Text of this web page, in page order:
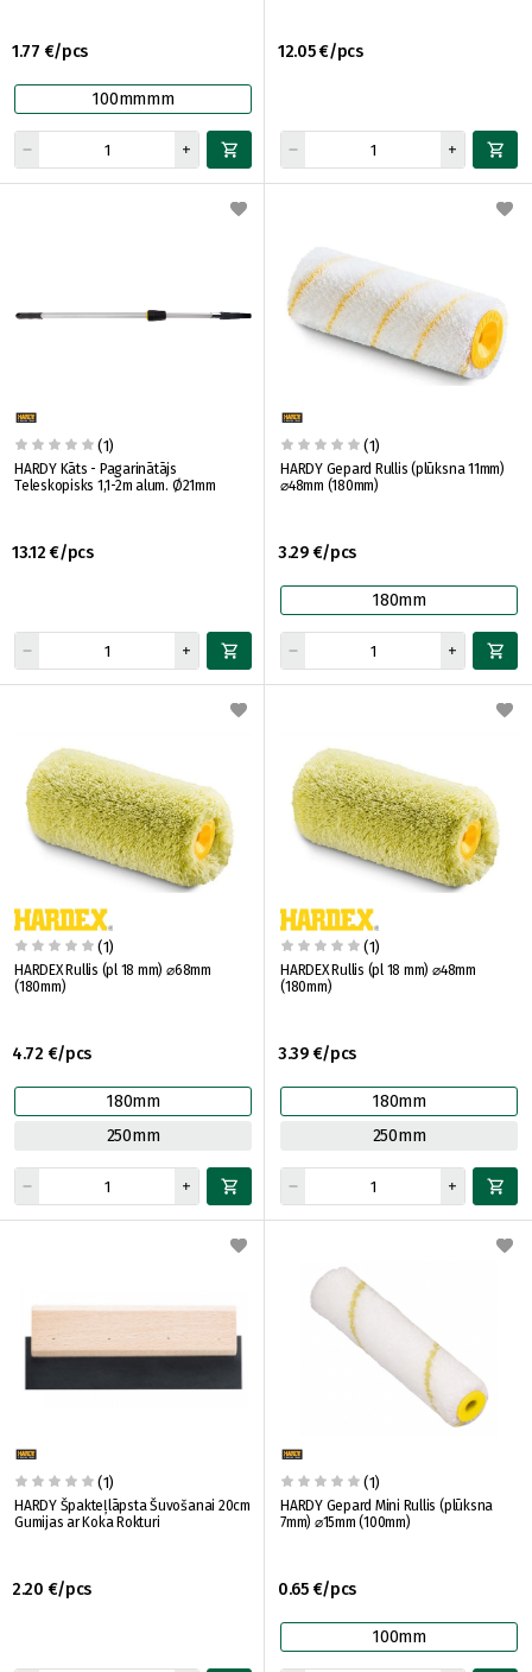
1.77 €/pcs
100mmmm
12.05 €/pcs
(1)
HARDY Kāts - Pagarinātājs
Teleskopisks 1,1-2m alum. Ø21mm
13.12 €/pcs
(1)
HARDY Gepard Rullis (plūksna 11mm)
⌀48mm (180mm)
3.29 €/pcs
180mm
(1)
HARDEX Rullis (pl 18 mm) ⌀68mm
(180mm)
4.72 €/pcs
180mm
250mm
(1)
HARDEX Rullis (pl 18 mm) ⌀48mm
(180mm)
3.39 €/pcs
180mm
250mm
(1)
HARDY Špakteļlāpsta Šuvošanai 20cm
Gumijas ar Koka Rokturi
2.20 €/pcs
(1)
HARDY Gepard Mini Rullis (plūksna
7mm) ⌀15mm (100mm)
0.65 €/pcs
100mm